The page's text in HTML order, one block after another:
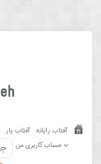
آفتاب رایانه آفتاب یار
حساب کاربری من